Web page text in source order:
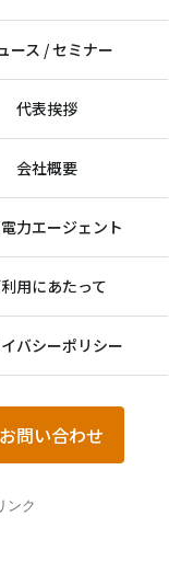
ース / セミナー
代表挨拶
会社概要
力エージェント
用にあたって
バシーポリシー
お問い合わせ
ンク